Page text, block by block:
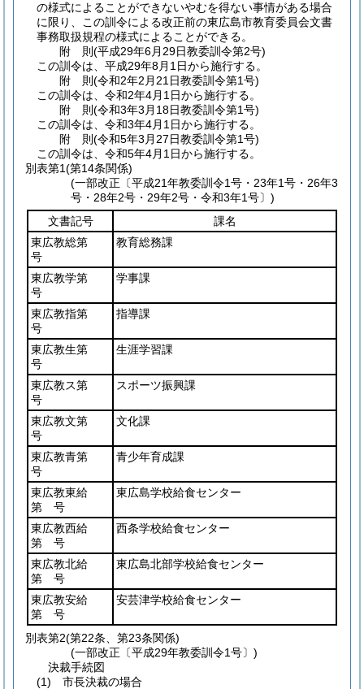
の様式によることができないやむを得ない事情がある場合
に限り、この訓令による改正前の東広島市教育委員会文書
事務取扱規程の様式によることができる。
附 則(平成29年6月29日教委訓令第2号)
この訓令は、平成29年8月1日から施行する。
附 則(令和2年2月21日教委訓令第1号)
この訓令は、令和2年4月1日から施行する。
附 則(令和3年3月18日教委訓令第1号)
この訓令は、令和3年4月1日から施行する。
附 則(令和5年3月27日教委訓令第1号)
この訓令は、令和5年4月1日から施行する。
別表第1(第14条関係)
(一部改正〔平成21年教委訓令1号・23年1号・26年3
号・28年2号・29年2号・令和3年1号〕)
文書記号
課名
東広教総第
号
教育総務課
東広教学第
号
学事課
東広教指第
号
指導課
東広教生第
号
生涯学習課
東広教ス第
号
スポーツ振興課
東広教文第
号
文化課
東広教青第
号
青少年育成課
東広教東給
第 号
東広島学校給食センター
東広教西給
第 号
西条学校給食センター
東広教北給
第 号
東広島北部学校給食センター
東広教安給
第 号
安芸津学校給食センター
別表第2(第22条、第23条関係)
(一部改正〔平成29年教委訓令1号〕)
決裁手続図
(1) 市長決裁の場合